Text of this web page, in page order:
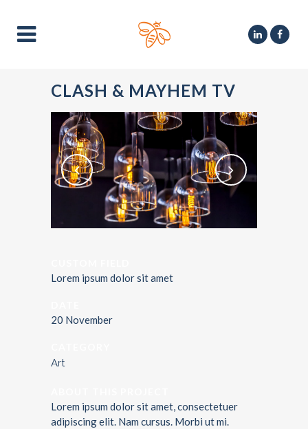
CLASH & MAYHEM TV
Lorem ipsum dolor sit amet
20 November
Art
Lorem ipsum dolor sit amet, consectetuer
adipiscing elit. Nam cursus. Morbi ut mi.